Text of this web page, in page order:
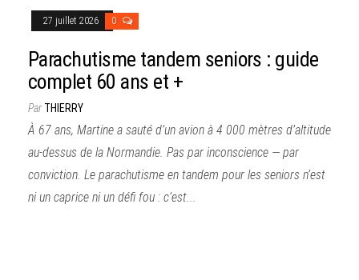
27 juillet 2026 0
Parachutisme tandem seniors : guide
complet 60 ans et +
ParTHIERRY
À 67 ans, Martine a sauté d’un avion à 4 000 mètres d’altitude
au-dessus de la Normandie. Pas par inconscience — par
conviction. Le parachutisme en tandem pour les seniors n’est
ni un caprice ni un défi fou : c’est...